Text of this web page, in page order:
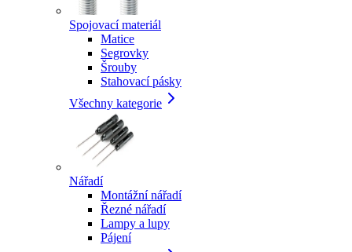
Spojovací materiál
Matice
Segrovky
Šrouby
Stahovací pásky
Všechny kategorie
Nářadí
Montážní nářadí
Řezné nářadí
Lampy a lupy
Pájení